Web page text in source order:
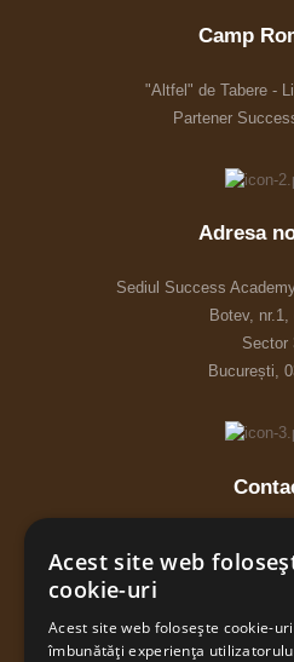
Camp
"Altfel" de Tabere -
Partener
Adresa
Sediul Success
Botev, nr.1,
Sector
București,
Program:
Telefon: (+40)
Acest site web
cookie-uri
Acest site web folosește cookie-
îmbunătăți experiența